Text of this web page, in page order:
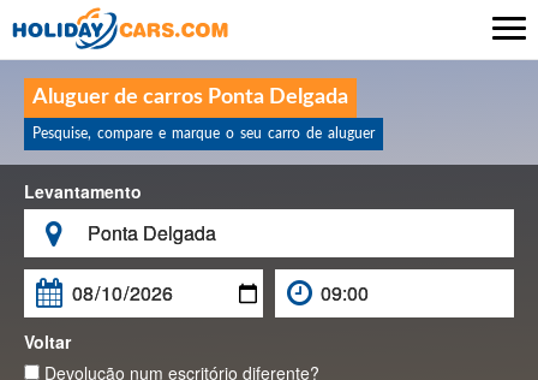
Aluguer de carros Ponta Delgada
Pesquise, compare e marque o seu carro de aluguer
Levantamento


Voltar
Devolução num escritório diferente?